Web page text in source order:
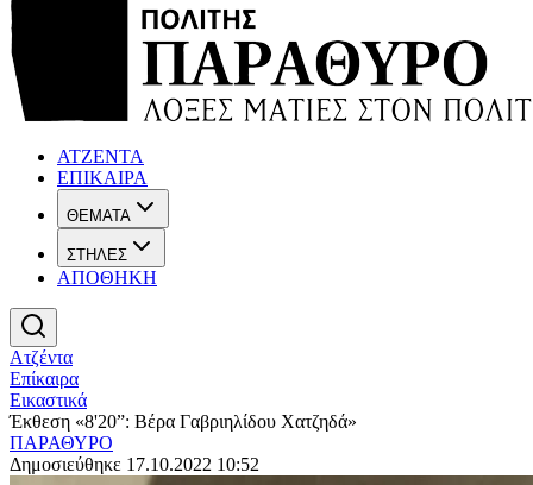
ΑΤΖΕΝΤΑ
ΕΠΙΚΑΙΡΑ
ΘΕΜΑΤΑ
ΣΤΗΛΕΣ
ΑΠΟΘΗΚΗ
Ατζέντα
Επίκαιρα
Εικαστικά
Έκθεση «8'20”: Βέρα Γαβριηλίδου Χατζηδά»
ΠΑΡΑΘΥΡΟ
Δημοσιεύθηκε 17.10.2022 10:52